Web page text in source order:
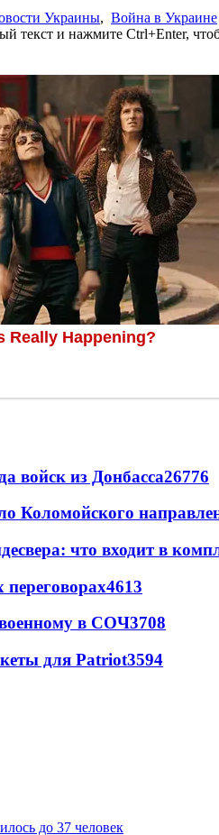
Украины, Война в Украине
текст и нажмите Ctrl+Enter,
войск из Донбасса26776
Коломойского
что входит в
переговорах4613
в СОЧ3708
для Patriot3594